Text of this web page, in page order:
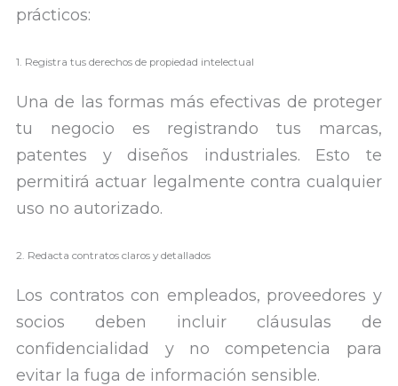
prácticos:
1. Registra tus derechos de propiedad intelectual
Una de las formas más efectivas de proteger
tu negocio es registrando tus marcas,
patentes y diseños industriales. Esto te
permitirá actuar legalmente contra cualquier
uso no autorizado.
2. Redacta contratos claros y detallados
Los contratos con empleados, proveedores y
socios deben incluir cláusulas de
confidencialidad y no competencia para
evitar la fuga de información sensible.